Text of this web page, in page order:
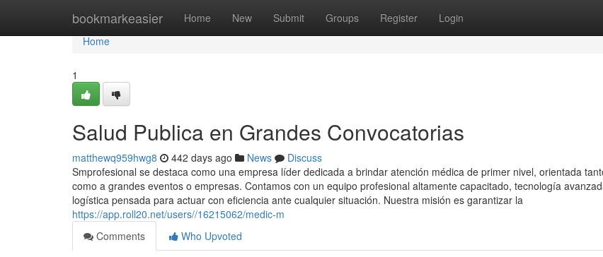
bookmarkeasier Home New Submit Groups Register Login
Home
Home
1
Salud Publica en Grandes Convocatorias
matthewq959hwg8 442 days ago News
Discuss
Smprofesional se destaca como una empresa líder dedicada a brindar atención médica de primer nivel, orientada
como a grandes eventos o empresas. Contamos con un equipo profesional altamente capacitado, tecnología
logística pensada para actuar con eficiencia ante cualquier situación. Nuestra misión es garantizar la
https://app.roll20.net/users//16215062/medic-m
Comments
Who Upvoted